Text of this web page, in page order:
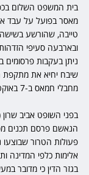
בית המשפט השלום
מאסר בפועל על עבד
טייבה, שהורשע
ובארבעה סעיפי
ניתן בעקבות
שיבח יחיא את מתקפת
מחבלי חמאס ב-7 באוקטובר.
בפני השופט אביב שרון
הנאשם פרסם תכנים
פעולות הטרור שבוצעו
אלימות כלפי המדינה
בגזר הדין כי מדובר